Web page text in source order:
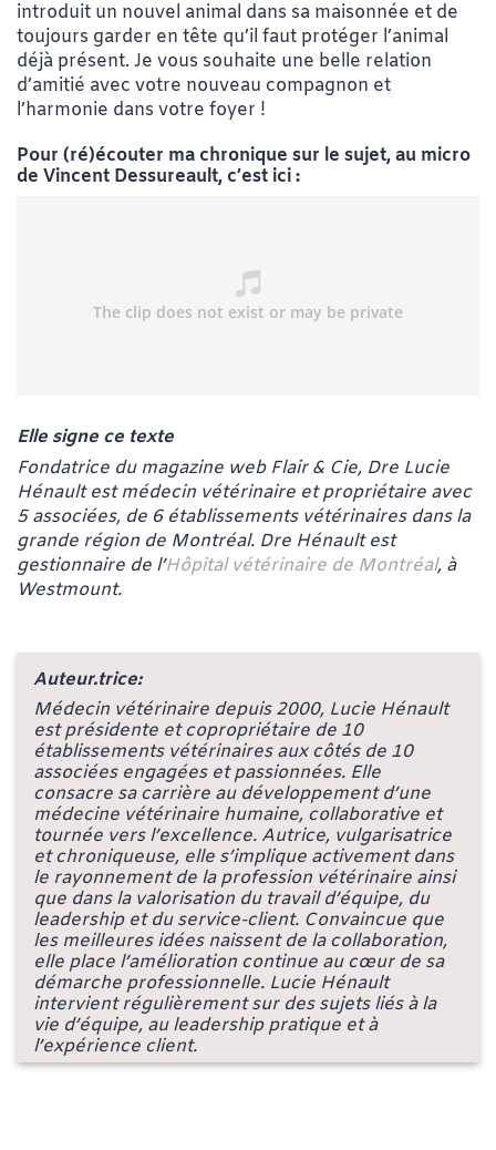
introduit un nouvel animal dans sa maisonnée et de
toujours garder en tête qu’il faut protéger l’animal
déjà présent. Je vous souhaite une belle relation
d’amitié avec votre nouveau compagnon et
l’harmonie dans votre foyer !
Pour (ré)écouter ma chronique sur le sujet, au micro
de Vincent Dessureault, c’est ici :
Elle signe ce texte
Fondatrice du magazine web Flair & Cie, Dre Lucie
Hénault est médecin vétérinaire et propriétaire avec
5 associées, de 6 établissements vétérinaires dans la
grande région de Montréal. Dre Hénault est
gestionnaire de l’Hôpital vétérinaire de Montréal, à
Westmount.
Auteur.trice:
Médecin vétérinaire depuis 2000, Lucie Hénault
est présidente et copropriétaire de 10
établissements vétérinaires aux côtés de 10
associées engagées et passionnées. Elle
consacre sa carrière au développement d’une
médecine vétérinaire humaine, collaborative et
tournée vers l’excellence. Autrice, vulgarisatrice
et chroniqueuse, elle s’implique activement dans
le rayonnement de la profession vétérinaire ainsi
que dans la valorisation du travail d’équipe, du
leadership et du service-client. Convaincue que
les meilleures idées naissent de la collaboration,
elle place l’amélioration continue au cœur de sa
démarche professionnelle. Lucie Hénault
intervient régulièrement sur des sujets liés à la
vie d’équipe, au leadership pratique et à
l’expérience client.